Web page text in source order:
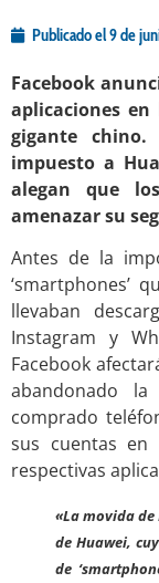
Publicado el9 de
Facebook
aplicaciones en
gigante
impuesto a
alegan que
amenazar su
Antes de la
‘smartphones’
llevaban
Instagram y
Facebook
abandonado
comprado
sus cuentas en
respectivas
«La movida
de Huawei,
de